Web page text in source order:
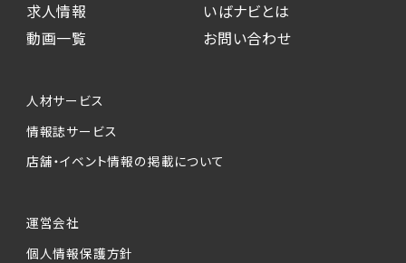
求人情報
動画一覧
いばナビとは
お問い合わせ
人材サービス
情報誌サービス
店舗・イベント情報の掲載について
運営会社
個人情報保護方針